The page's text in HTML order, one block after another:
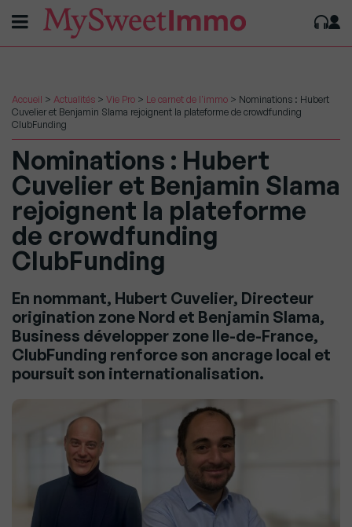
Accueil > Actualités > Vie Pro > Le carnet de l'immo > Nominations : Hubert
Cuvelier et Benjamin Slama rejoignent la plateforme de crowdfunding
ClubFunding
Nominations : Hubert
Cuvelier et Benjamin Slama
rejoignent la plateforme
de crowdfunding
ClubFunding
En nommant, Hubert Cuvelier, Directeur
origination zone Nord et Benjamin Slama,
Business développer zone Ile-de-France,
ClubFunding renforce son ancrage local et
poursuit son internationalisation.